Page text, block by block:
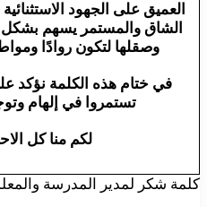
العميق على الجهود
الشاق والمستمر يسهم بشكل
وصقلها لتكون روادًا
في ختام هذه الكلمة نؤكد
تستمروا في إلهام
لكم منا كل
كلمة شكر لمدير المدرسة